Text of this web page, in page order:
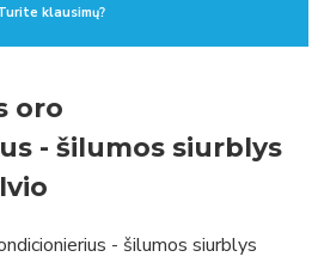
klausimų?
oro
- šilumos siurblys